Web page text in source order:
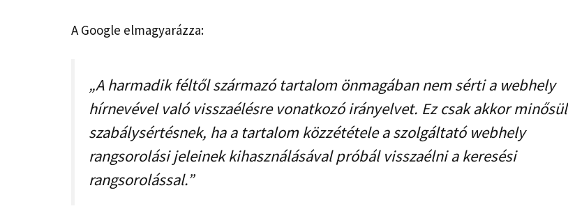
A Google elmagyarázza:
„A harmadik féltől származó tartalom önmagában nem sérti a webhely
hírnevével való visszaélésre vonatkozó irányelvet. Ez csak akkor minősül
szabálysértésnek, ha a tartalom közzététele a szolgáltató webhely
rangsorolási jeleinek kihasználásával próbál visszaélni a keresési
rangsorolással.”